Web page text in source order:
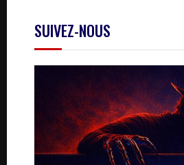
SUIVEZ-NOUS